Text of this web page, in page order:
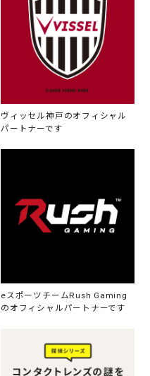
ヴィッセル神戸のオフィシャル
パートナーです
eスポーツチームRush Gaming
のオフィシャルパートナーです